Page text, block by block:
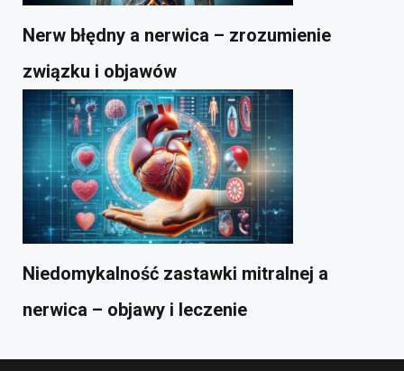
Nerw błędny a nerwica – zrozumienie
związku i objawów
Niedomykalność zastawki mitralnej a
nerwica – objawy i leczenie